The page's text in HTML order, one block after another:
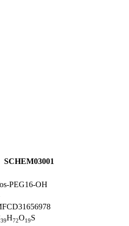
SCHEM03001
PEG16-OH
39H72O19S